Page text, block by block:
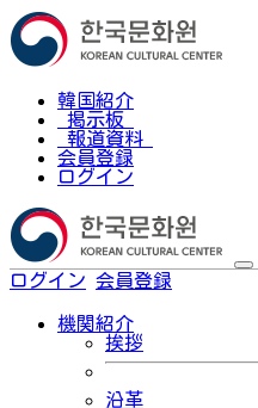
韓国紹介
掲示板
報道資料
会員登録
ログイン
ログイン 会員登録
機関紹介
挨拶
沿革